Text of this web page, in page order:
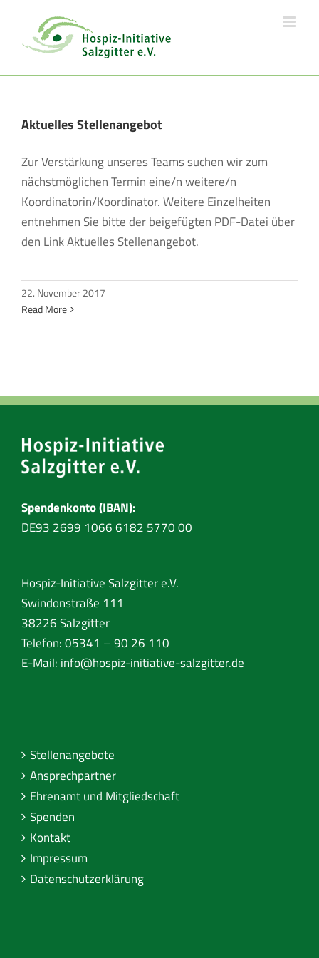
content
Aktuelles Stellenangebot
Zur Verstärkung unseres Teams suchen wir zum
nächstmöglichen Termin eine/n weitere/n
Koordinatorin/Koordinator. Weitere Einzelheiten
entnehmen Sie bitte der beigefügten PDF-Datei über
den Link Aktuelles Stellenangebot.
22. November 2017
Read More
Spendenkonto (IBAN):
DE93 2699 1066 6182 5770 00
Hospiz-Initiative Salzgitter e.V.
Swindonstraße 111
38226 Salzgitter
Telefon: 05341 – 90 26 110
E-Mail: info@hospiz-initiative-salzgitter.de
Stellenangebote
Ansprechpartner
Ehrenamt und Mitgliedschaft
Spenden
Kontakt
Impressum
Datenschutzerklärung